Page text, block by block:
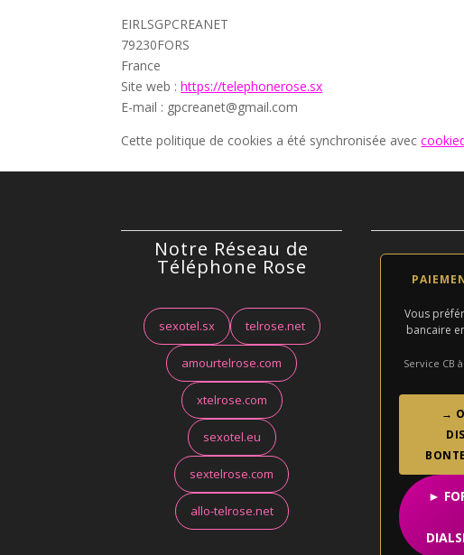
EIRLSGPCREANET
79230FORS
France
Site web :https://telephonerose.sx
E-mail : gpcreanet@gmail.com
Cette politique de cookies a été synchronisée avec
Notre Réseau de
Téléphone Rose
sexotel.sx telrose.net
amourtelrose.com
xtelrose.com
sexotel.eu
sextelrose.com
allo-telrose.net
Vous
bancaire
Service CB
→
►